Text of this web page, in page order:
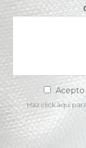
C
a
m
p
o
Acepto
Haz click aquí